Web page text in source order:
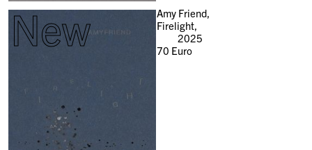
New
Amy Friend,
Firelight,
2025
70 Euro